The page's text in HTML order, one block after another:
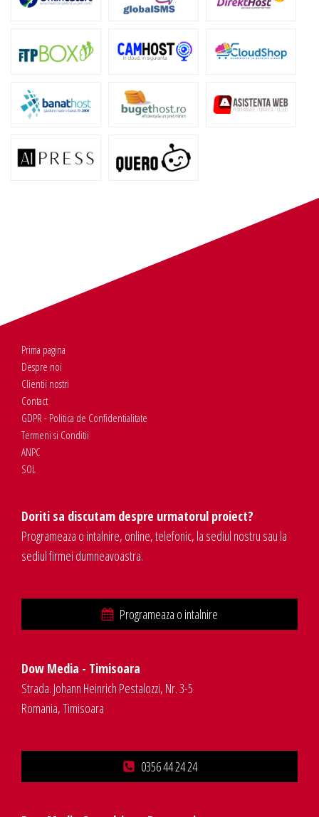
Prima pagina
Despre noi
Clientii nostri
Contact
GDPR - Politica de Confidentialitate
Termeni si Conditii
ANPC
SOL
Doriti sa discutam despre urmatorul proiect?
Programeaza o intalnire, online, telefonic, la sediul nostru sau la
sediul firmei dumneavoastra.
Programeaza o intalnire
Dow Media - Timisoara
Strada. Johann Heinrich Pestalozzi, Nr. 3-5
Romania, Timisoara
0356 44 24 24